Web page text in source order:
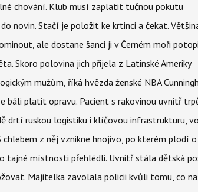
chování. Klub musí zaplatit tučnou pokutu
novin. Stačí je položit ke krtinci a čekat.
ale dostane šanci ji v Černém moři
Skoro polovina jich přijela z Latinské Ameriky
mužům, říká hvězda ženské NBA
báli platit opravu. Pacient s rakovinou uvnitř
drtí ruskou logistiku i klíčovou infrastrukturu,
chlebem z něj vznikne hnojivo, po kterém plodí
tajné místnosti přehlédli. Uvnitř stála dětská
Majitelka zavolala policii kvůli tomu, co